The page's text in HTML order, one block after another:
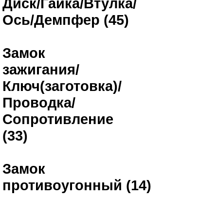
Ось/Демпфер (45)
Замок
зажигания/
Ключ(заготовка)/
Проводка/
Сопротивление
(33)
Замок
противоугонный (14)